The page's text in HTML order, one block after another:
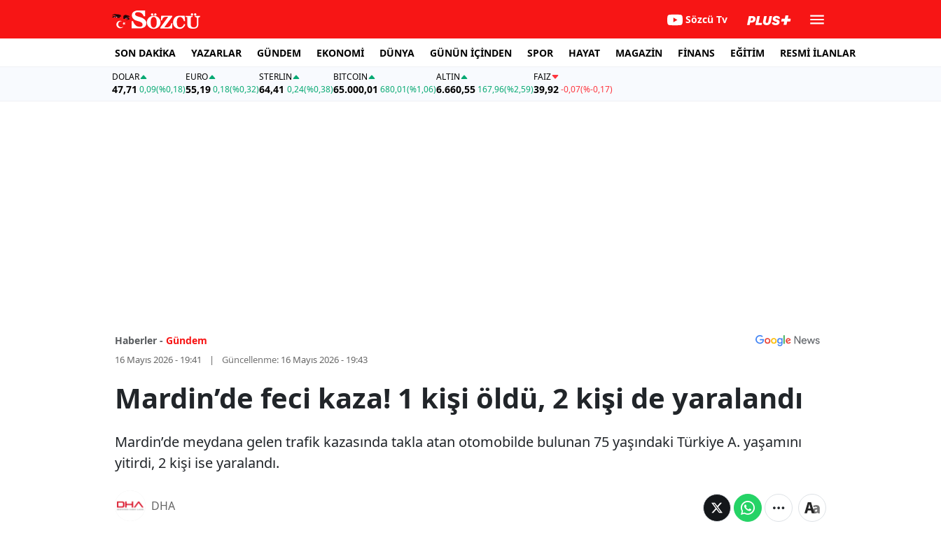
Sözcü Tv
SON DAKİKA YAZARLAR GÜNDEM EKONOMİ DÜNYA GÜNÜN İÇİNDEN SPOR HAYAT MAGAZİN FİNANS EĞİTİM RESMİ İLANLAR
DOLAR
47,71 0,09(%0,18)
EURO
55,19 0,18(%0,32)
STERLIN
64,41 0,24(%0,38)
BITCOIN
65.000,01 680,01(%1,06)
ALTIN
6.660,55 167,96(%2,59)
FAİZ
39,92-0,07(%-0,17)
Haberler - Gündem
16 Mayıs 2026 - 19:41 Güncellenme: 16 Mayıs 2026 - 19:43
Mardin’de feci kaza! 1 kişi öldü, 2 kişi de yaralandı
Mardin’de meydana gelen trafik kazasında takla atan otomobilde bulunan 75 yaşındaki Türkiye A. yaşamını
yitirdi, 2 kişi ise yaralandı.
DHA